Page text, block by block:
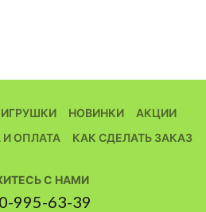
ИГРУШКИ НОВИНКИ
АКЦИИ
ОПЛАТА КАК СДЕЛАТЬ ЗАКАЗ
С НАМИ
995-63-39